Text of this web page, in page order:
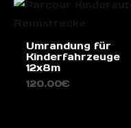
Umrandung für
Kinderfahrzeuge
12x8m
120.00€